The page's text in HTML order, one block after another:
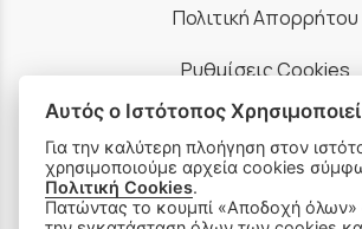
Πολιτική Απορρήτου
Ρυθμίσεις Cookies
Όροι Χρήσης &
Αυτός ο Ιστότοπος
Για την καλύτερη πλοήγηση στον
χρησιμοποιούμε αρχεία cookies
Πολιτική Cookies.
Πατώντας το κουμπί «Αποδοχή όλων» αποδέχεστε